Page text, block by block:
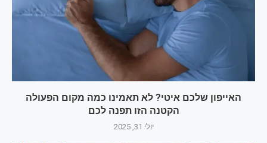
האייפון שלכם איטי? לא תאמינו כמה מקום הפעולה
הקטנה הזו תפנה לכם
יולי 31, 2025